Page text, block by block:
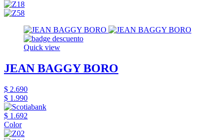
Quick view
JEAN BAGGY BORO
$ 2.690
$ 1.990
$ 1.692
Color